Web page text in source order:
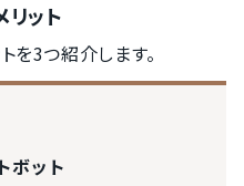
ット
を3つ紹介します。
ボット